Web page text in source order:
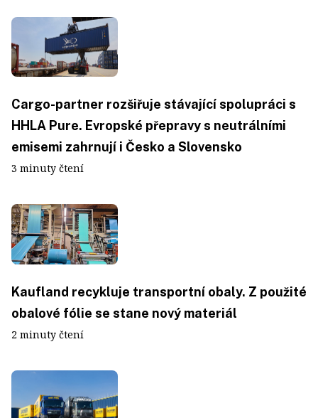
Cargo-partner rozšiřuje stávající spolupráci s
HHLA Pure. Evropské přepravy s neutrálními
emisemi zahrnují i Česko a Slovensko
3 minuty čtení
Kaufland recykluje transportní obaly. Z použité
obalové fólie se stane nový materiál
2 minuty čtení